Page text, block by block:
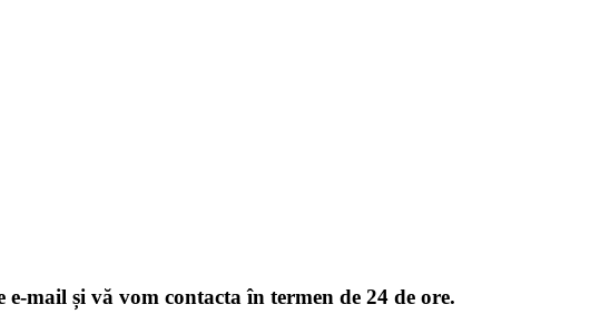
mail și vă vom contacta în termen de 24 de ore.